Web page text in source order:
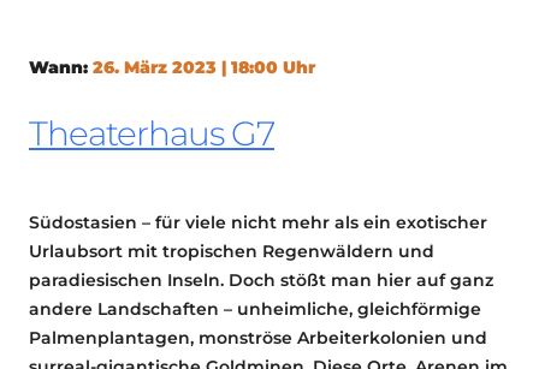
Wann: 26. März 2023 | 18:00 Uhr
Theaterhaus G7
Südostasien – für viele nicht mehr als ein exotischer
Urlaubsort mit tropischen Regenwäldern und
paradiesischen Inseln. Doch stößt man hier auf ganz
andere Landschaften – unheimliche, gleichförmige
Palmenplantagen, monströse Arbeiterkolonien und